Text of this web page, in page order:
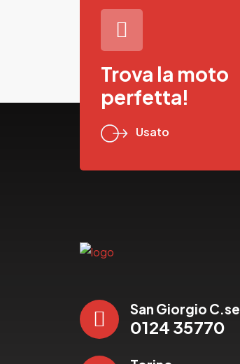
Trova la moto
perfetta!
Usato
San Giorgio C.se
0124 35770